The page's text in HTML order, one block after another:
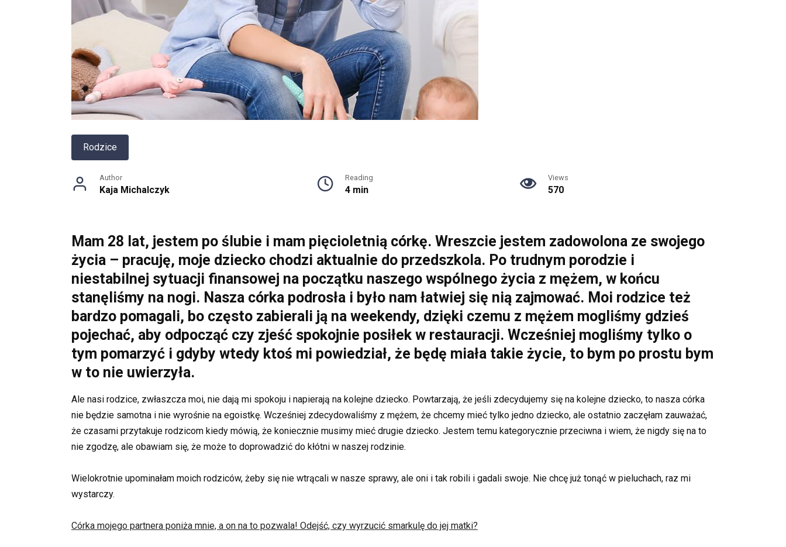
Rodzice
Author
Kaja Michalczyk
Reading
4 min
Views
570
Mam 28 lat, jestem po ślubie i mam pięcioletnią córkę. Wreszcie jestem zadowolona ze swojego
życia – pracuję, moje dziecko chodzi aktualnie do przedszkola. Po trudnym porodzie i
niestabilnej sytuacji finansowej na początku naszego wspólnego życia z mężem, w końcu
stanęliśmy na nogi. Nasza córka podrosła i było nam łatwiej się nią zajmować. Moi rodzice też
bardzo pomagali, bo często zabierali ją na weekendy, dzięki czemu z mężem mogliśmy gdzieś
pojechać, aby odpocząć czy zjeść spokojnie posiłek w restauracji. Wcześniej mogliśmy tylko o
tym pomarzyć i gdyby wtedy ktoś mi powiedział, że będę miała takie życie, to bym po prostu bym
w to nie uwierzyła.
Ale nasi rodzice, zwłaszcza moi, nie dają mi spokoju i napierają na kolejne dziecko. Powtarzają, że jeśli zdecydujemy się na kolejne dziecko, to nasza córka
nie będzie samotna i nie wyrośnie na egoistkę. Wcześniej zdecydowaliśmy z mężem, że chcemy mieć tylko jedno dziecko, ale ostatnio zaczęłam zauważać,
że czasami przytakuje rodzicom kiedy mówią, że koniecznie musimy mieć drugie dziecko. Jestem temu kategorycznie przeciwna i wiem, że nigdy się na to
nie zgodzę, ale obawiam się, że może to doprowadzić do kłótni w naszej rodzinie.
Wielokrotnie upominałam moich rodziców, żeby się nie wtrącali w nasze sprawy, ale oni i tak robili i gadali swoje. Nie chcę już tonąć w pieluchach, raz mi
wystarczy.
Córka mojego partnera poniża mnie, a on na to pozwala! Odejść, czy wyrzucić smarkulę do jej matki?